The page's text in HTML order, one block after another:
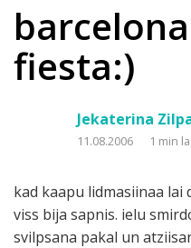
fiesta:)
Jekaterina
11.08.2006 1 min
kad kaapu lidmasiinaa lai
viss bija sapnis. ielu
svilpsana pakal un